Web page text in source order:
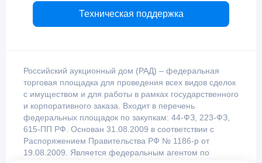
Техническая поддержка
Российский аукционный дом (РАД) – федеральная
торговая площадка для проведения всех видов сделок
с имуществом и для работы в рамках государственного
и корпоративного заказа. Входит в перечень
федеральных площадок по закупкам: 44-ФЗ, 223-ФЗ,
615-ПП РФ. Основан 31.08.2009 в соответствии с
Распоряжением Правительства РФ № 1186-р от
19.08.2009. Является федеральным агентом по